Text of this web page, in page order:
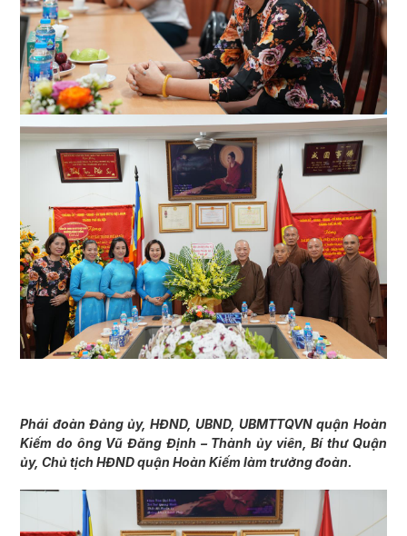
Phái đoàn Đảng ủy, HĐND, UBND, UBMTTQVN quận Hoàn
Kiếm do ông Vũ Đăng Định – Thành ủy viên, Bí thư Quận
ủy, Chủ tịch HĐND quận Hoàn Kiếm làm trưởng đoàn.